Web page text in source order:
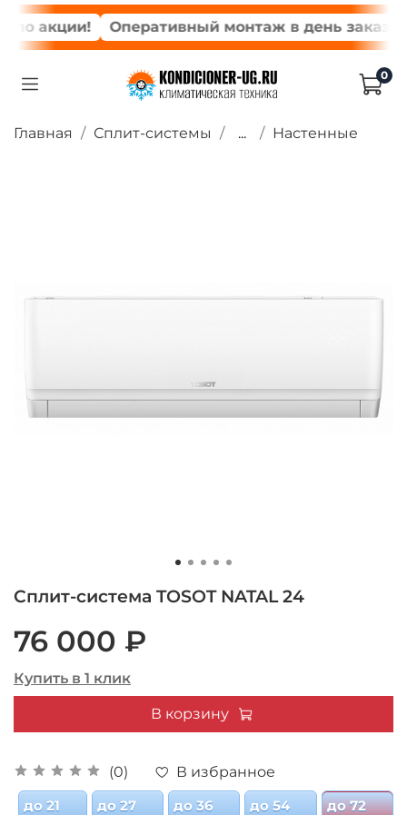
акции! Оперативный монтаж в день заказа*
0
Главная Сплит-системы ... Настенные
Сплит-система TOSOT NATAL 24
(0)
В избранное
до 21
до 27
до 36
до 54
до 72
76 000 ₽
Купить в 1 клик
В корзину